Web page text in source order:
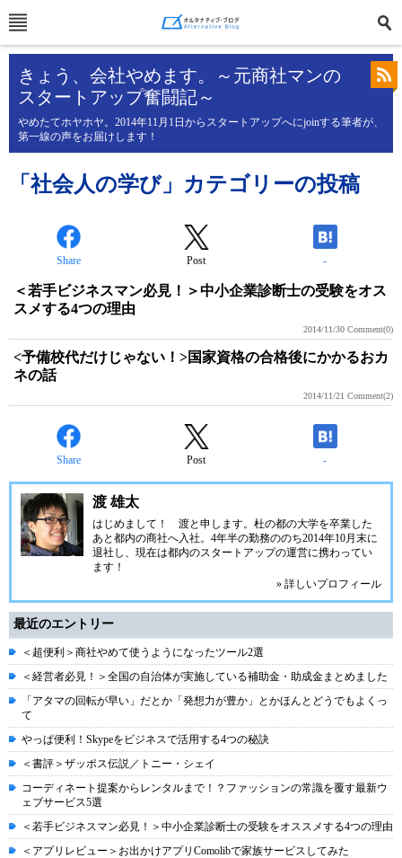
きょう、会社やめます。～元商社マンの
スタートアップ奮闘記～
やめたてホヤホヤ。2014年11月1日からスタートアップへにjoinする筆者が、
第一線の声をお届けします！
「社会人の学び」カテゴリーの投稿
Share Post -
＜若手ビジネスマン必見！＞中小企業診断士の受験をオス
スメする4つの理由
2014/11/30 Comment(0)
<予備校代だけじゃない！>国家資格の合格後にかかるおカ
ネの話
2014/11/21 Comment(2)
Share Post -
渡 雄太
はじめまして！ 渡と申します。杜の都の大学を卒業した
あと都内の商社へ入社。4年半の勤務ののち2014年10月末に
退社し、現在は都内のスタートアップの運営に携わってい
ます！
» 詳しいプロフィール
最近のエントリー
＜超便利＞商社やめて使うようになったツール2選
＜経営者必見！＞全国の自治体が実施している補助金・助成金まとめました
「アタマの回転が早い」だとか「発想力が豊か」とかほんとどうでもよくっ
て
やっぱ便利！Skypeをビジネスで活用する4つの秘訣
＜書評＞ザッポス伝説／トニー・シェイ
コーディネート提案からレンタルまで！？ファッションの常識を覆す最新ウ
ェブサービス5選
＜若手ビジネスマン必見！＞中小企業診断士の受験をオススメする4つの理由
＜アプリレビュー＞お出かけアプリComolibで家族サービスしてみた